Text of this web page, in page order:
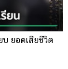
บ ยอดเสียชีวิต